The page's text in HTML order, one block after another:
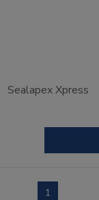
Sealapex Xpress
1